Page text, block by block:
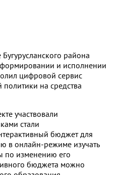
района
и исполнении
цифровой сервис
на средства
участвовали
стали
бюджет для
в онлайн-режиме изучать
по изменению его
бюджета можно